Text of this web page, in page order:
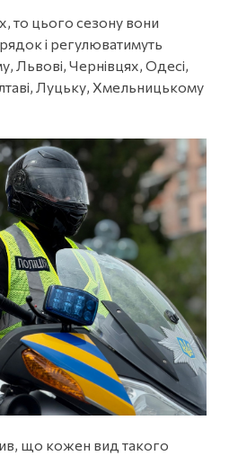
то цього сезону вони
і регулюватимуть
Львові, Чернівцях, Одесі,
Луцьку, Хмельницькому
що кожен вид такого